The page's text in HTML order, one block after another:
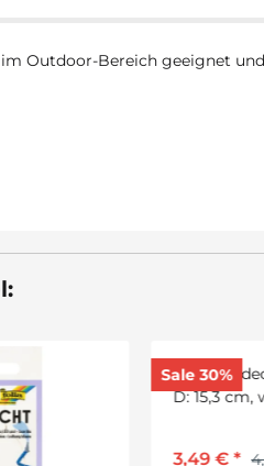
im Outdoor-Bereich geeignet